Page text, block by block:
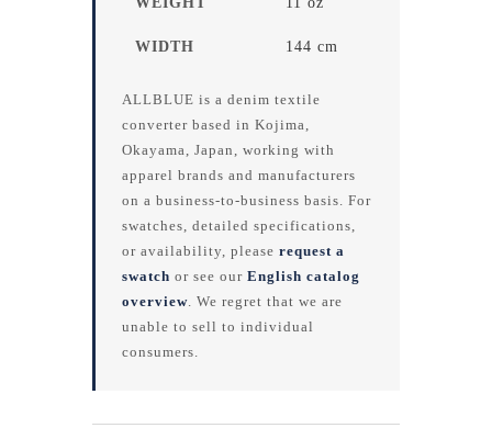
WIDTH 144 cm
ALLBLUE is a denim textile
converter based in Kojima,
Okayama, Japan, working with
apparel brands and manufacturers
on a business-to-business basis. For
swatches, detailed specifications,
or availability, please request a
swatch or see our English catalog
overview. We regret that we are
unable to sell to individual
consumers.